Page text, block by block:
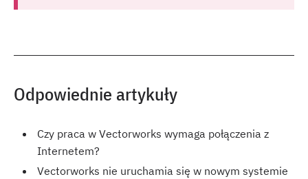
Odpowiednie artykuły
Czy praca w Vectorworks wymaga połączenia z
Internetem?
Vectorworks nie uruchamia się w nowym systemie